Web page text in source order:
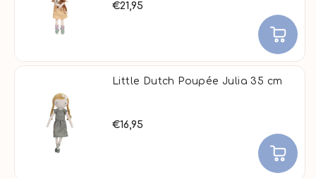
€21,95
Little Dutch Poupée Julia 35 cm
€16,95